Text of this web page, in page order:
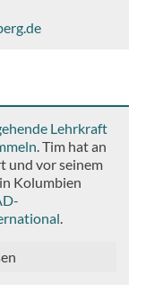
Lehrkraft
. Tim hat an
und vor seinem
Kolumbien